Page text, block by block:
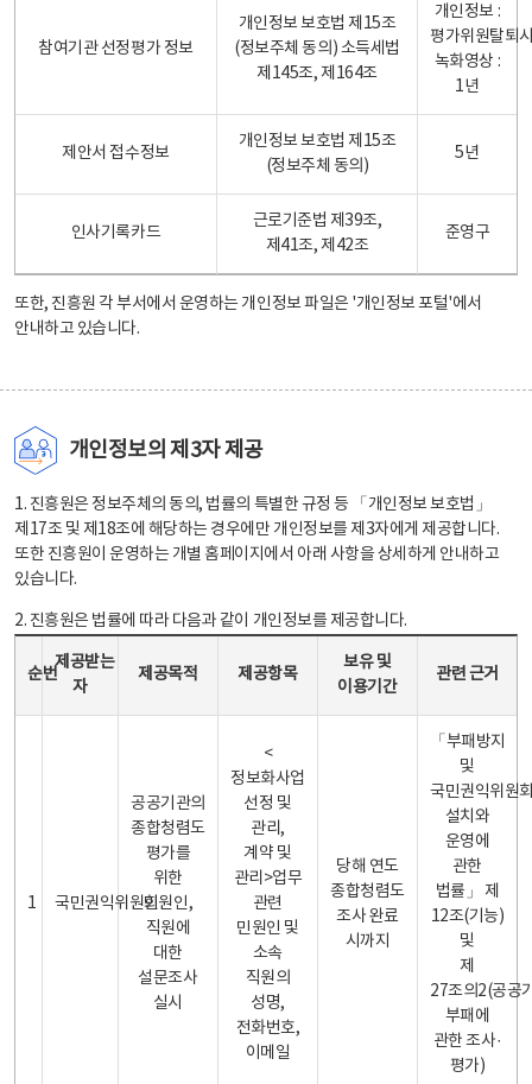
참여기관 선정평가 정보
개인정보 보호법 제15조
(정보주체 동의) 소득세법
제145조, 제164조
개인정보 :
평가위원탈퇴
녹화영상 :
1년
제안서 접수정보
개인정보 보호법 제15조
(정보주체 동의)
5년
인사기록카드
근로기준법 제39조,
제41조, 제42조
준영구
또한, 진흥원 각 부서에서 운영하는 개인정보 파일은 '개인정보 포털'에서
안내하고 있습니다.
개인정보의 제3자 제공
1. 진흥원은 정보주체의 동의, 법률의 특별한 규정 등 「개인정보 보호법」
제17조 및 제18조에 해당하는 경우에만 개인정보를 제3자에게 제공합니다.
또한 진흥원이 운영하는 개별 홈페이지에서 아래 사항을 상세하게 안내하고
있습니다.
2. 진흥원은 법률에 따라 다음과 같이 개인정보를 제공합니다.
순번
제공받는
자
제공목적 제공항목
보유 및
이용기간
관련 근거
1 국민권익위원회
공공기관의
종합청렴도
평가를
위한
민원인,
직원에
대한
설문조사
실시
<
정보화사업
선정 및
관리,
계약 및
관리>업무
관련
민원인 및
소속
직원의
성명,
전화번호,
이메일
당해 연도
종합청렴도
조사 완료
시까지
「부패방지
및
국민권익위원
설치와
운영에
관한
법률」 제
12조(기능)
및
제
27조의2(공공
부패에
관한 조사·
평가)